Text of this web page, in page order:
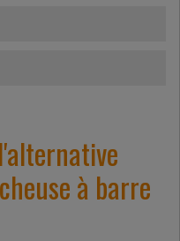
à barre